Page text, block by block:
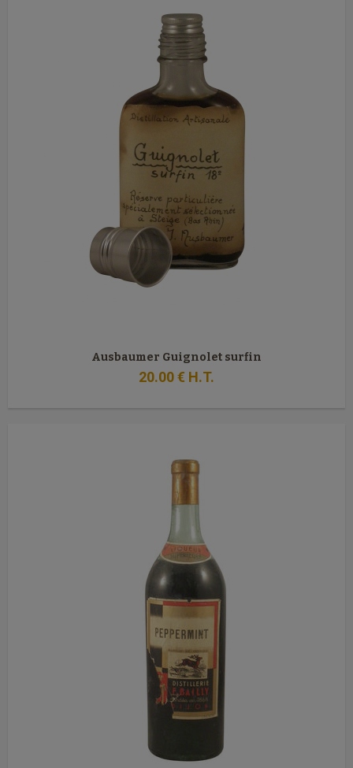
Ausbaumer Guignolet surfin
20.00€ H.T.